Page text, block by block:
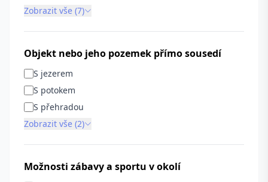
Zobrazit vše (7)
Objekt nebo jeho pozemek přímo sousedí
S jezerem
S potokem
S přehradou
Zobrazit vše (2)
Možnosti zábavy a sportu v okolí